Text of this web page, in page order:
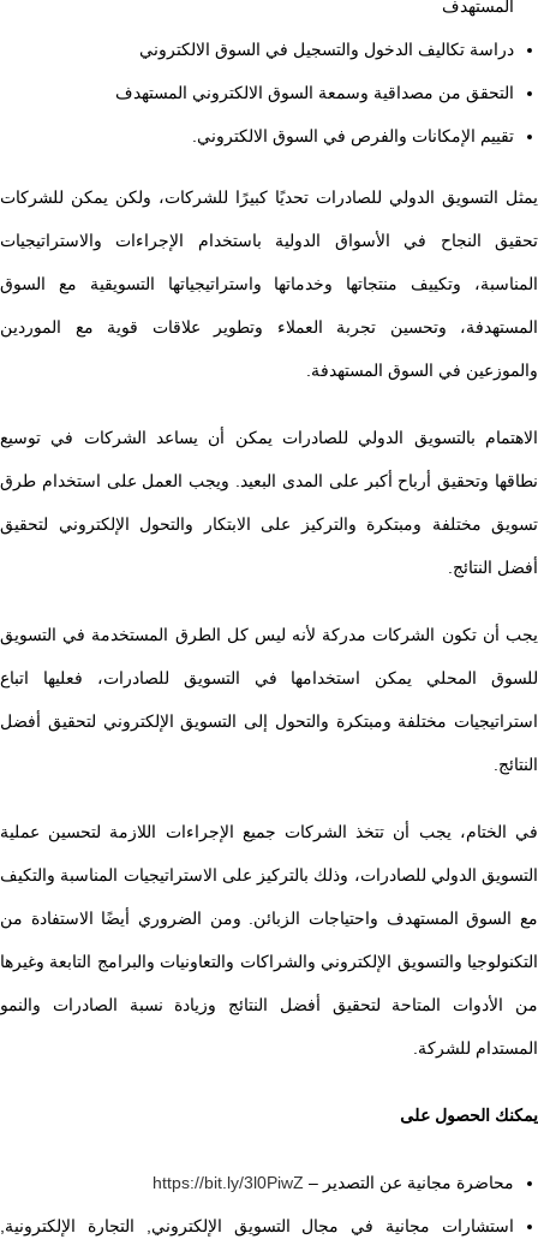
المستهدف
دراسة تكاليف الدخول والتسجيل في السوق الالكتروني
التحقق من مصداقية وسمعة السوق الالكتروني المستهدف
تقييم الإمكانات والفرص في السوق الالكتروني.
يمثل التسويق الدولي للصادرات تحديًا كبيرًا للشركات، ولكن يمكن للشركات
تحقيق النجاح في الأسواق الدولية باستخدام الإجراءات والاستراتيجيات
المناسبة، وتكييف منتجاتها وخدماتها واستراتيجياتها التسويقية مع السوق
المستهدفة، وتحسين تجربة العملاء وتطوير علاقات قوية مع الموردين
والموزعين في السوق المستهدفة.
الاهتمام بالتسويق الدولي للصادرات يمكن أن يساعد الشركات في توسيع
نطاقها وتحقيق أرباح أكبر على المدى البعيد. ويجب العمل على استخدام طرق
تسويق مختلفة ومبتكرة والتركيز على الابتكار والتحول الإلكتروني لتحقيق
أفضل النتائج.
يجب أن تكون الشركات مدركة لأنه ليس كل الطرق المستخدمة في التسويق
للسوق المحلي يمكن استخدامها في التسويق للصادرات، فعليها اتباع
استراتيجيات مختلفة ومبتكرة والتحول إلى التسويق الإلكتروني لتحقيق أفضل
النتائج.
في الختام، يجب أن تتخذ الشركات جميع الإجراءات اللازمة لتحسين عملية
التسويق الدولي للصادرات، وذلك بالتركيز على الاستراتيجيات المناسبة والتكيف
مع السوق المستهدف واحتياجات الزبائن. ومن الضروري أيضًا الاستفادة من
التكنولوجيا والتسويق الإلكتروني والشراكات والتعاونيات والبرامج التابعة وغيرها
من الأدوات المتاحة لتحقيق أفضل النتائج وزيادة نسبة الصادرات والنمو
المستدام للشركة.
يمكنك الحصول على
محاضرة مجانية عن التصدير –
استشارات مجانية في مجال التسويق الإلكتروني, التجارة الإلكترونية,